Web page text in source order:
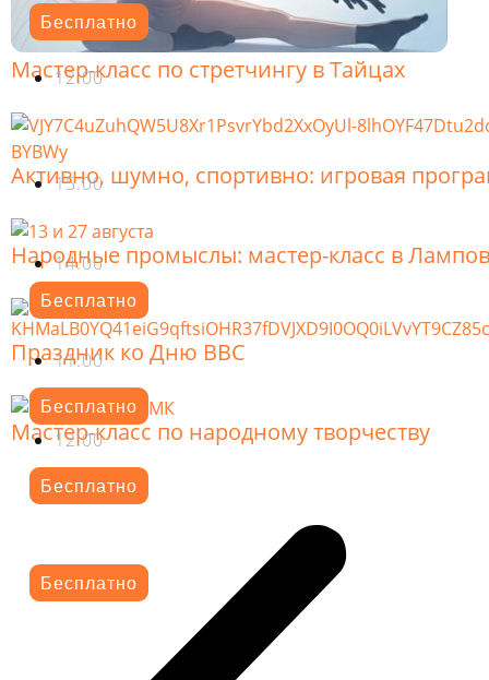
Бесплатно
Мастер-класс по стретчингу в Тайцах
12.00
Бесплатно
Активно, шумно, спортивно: игровая
15.00
Бесплатно
Народные промыслы: мастер-класс в
14.00
Бесплатно
Праздник ко Дню ВВС
11.00
Бесплатно
Мастер-класс по народному творчеству
12.00